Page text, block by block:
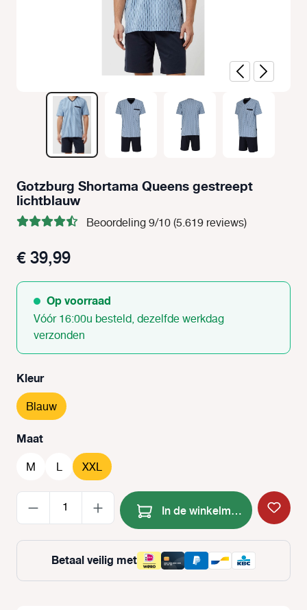
Gotzburg Shortama Queens gestreept
lichtblauw
Beoordeling 9/10 (5.619 reviews)
€ 39,99
Op voorraad
Vóór 16:00u besteld, dezelfde werkdag
verzonden
Selecteer
Kleur
Blauw
Selecteer
Maat
M L XXL
Producthoeveelheid: Voer
In de winkelmand
Betaal veilig met